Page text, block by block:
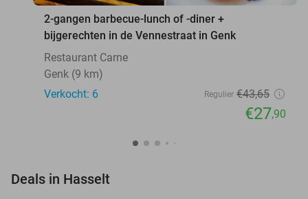
2-gangen barbecue-lunch of -diner +
bijgerechten in de Vennestraat in Genk
Restaurant Carne
Genk (9 km)
Verkocht: 6
Regulier €43,65
€27,90
Deals in Hasselt